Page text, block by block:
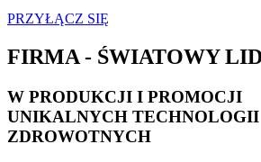
PRZYŁĄCZ SIĘ
FIRMA - ŚWIATOWY
W PRODUKCJI I PROMOCJI
UNIKALNYCH TECHNOLOGII
ZDROWOTNYCH